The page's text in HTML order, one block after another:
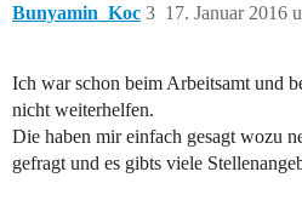
Bunyamin_Koc 17. Januar 2016
3
Ich war schon beim Arbeitsamt und
nicht weiterhelfen.
Die haben mir einfach gesagt wozu
gefragt und es gibts viele